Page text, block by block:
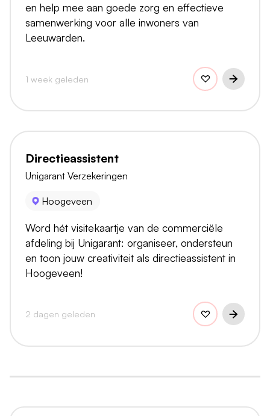
en help mee aan goede zorg en effectieve
samenwerking voor alle inwoners van
Leeuwarden.
1 week geleden
Directieassistent
Unigarant Verzekeringen
Hoogeveen
Word hét visitekaartje van de commerciële
afdeling bij Unigarant: organiseer, ondersteun
en toon jouw creativiteit als directieassistent in
Hoogeveen!
2 dagen geleden